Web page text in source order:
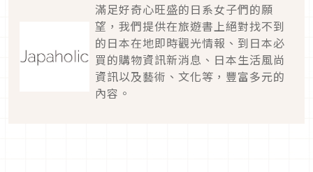
滿足好奇心旺盛的日系女子們的願
望，我們提供在旅遊書上絕對找不到
的日本在地即時觀光情報、到日本必
買的購物資訊新消息、日本生活風尚
資訊以及藝術、文化等，豐富多元的
內容。